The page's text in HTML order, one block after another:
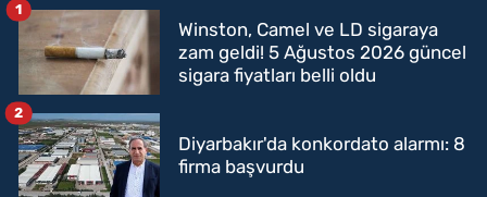
Winston, Camel ve LD sigaraya
zam geldi! 5 Ağustos 2026 güncel
sigara fiyatları belli oldu
1
Diyarbakır'da konkordato alarmı: 8
firma başvurdu
2